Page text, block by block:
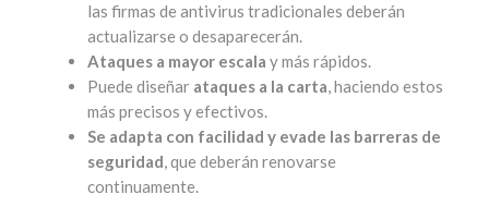
las firmas de antivirus tradicionales deberán
actualizarse o desaparecerán.
Ataques a mayor escala y más rápidos.
Puede diseñar ataques a la carta, haciendo estos
más precisos y efectivos.
Se adapta con facilidad y evade las barreras de
seguridad, que deberán renovarse
continuamente.